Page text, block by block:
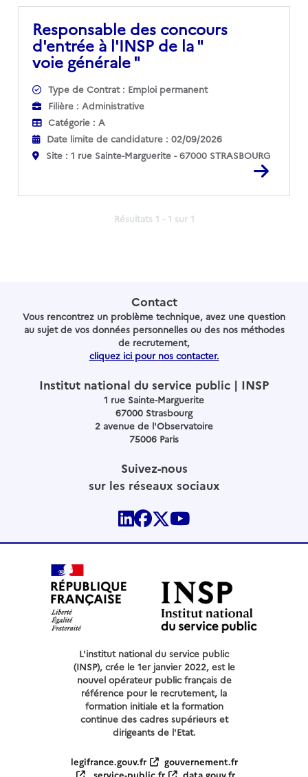
Responsable des concours
d'entrée à l'INSP de la "
voie générale "(Nouvelle fenêtre)
Type de Contrat : Emploi permanent
Filière : Administrative
Catégorie : A
Date limite de candidature :02/09/2026
Site :1 rue Sainte-Marguerite - 67000 STRASBOURG
Résultats 1 - 1 sur 1
Contact
Vous rencontrez un problème technique, avez une question
au sujet de vos données personnelles ou des nos méthodes
de recrutement,
cliquez ici pour nos contacter.
Institut national du service public | INSP
1 rue Sainte-Marguerite
67000 Strasbourg
2 avenue de l'Observatoire
75006 Paris
Suivez-nous
sur les réseaux sociaux
L'institut national du service public
(INSP), crée le 1er janvier 2022, est le
nouvel opérateur public français de
référence pour le recrutement, la
formation initiale et la formation
continue des cadres supérieurs et
dirigeants de l'Etat.
legifrance.gouv.fr
gouvernement.fr
service-public.fr
data.gouv.fr